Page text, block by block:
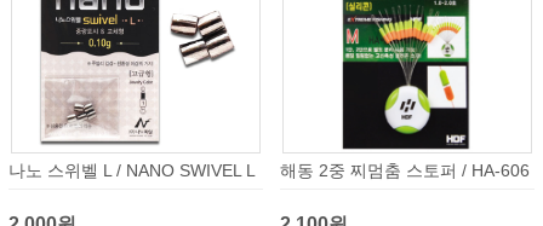
나노 스위벨 L / NANO SWIVEL L 해동 2중 찌멈춤 스토퍼 / HA-606